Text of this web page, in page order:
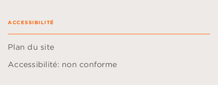
ACCESSIBILITÉ
Plan du site
Accessibilité: non conforme